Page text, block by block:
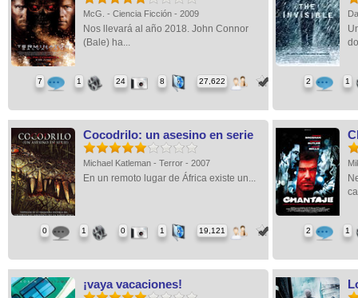
McG. - Ciencia Ficción - 2009
Nos llevará al año 2018. John Connor
(Bale) ha...
7 1 24 8 27,622 2 1
Cocodrilo: un asesino en serie
Michael Katleman - Terror - 2007
En un remoto lugar de África existe un...
0 1 0 1 19,121 2 1
¡vaya vacaciones!